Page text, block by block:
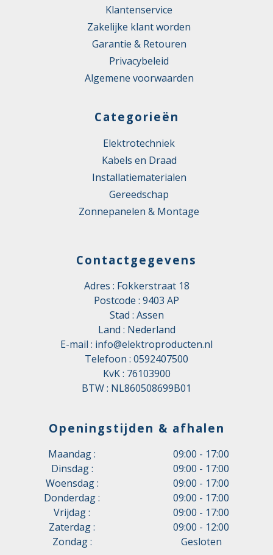
Klantenservice
Zakelijke klant worden
Garantie & Retouren
Privacybeleid
Algemene voorwaarden
Categorieën
Elektrotechniek
Kabels en Draad
Installatiematerialen
Gereedschap
Zonnepanelen & Montage
Contactgegevens
Adres : Fokkerstraat 18
Postcode : 9403 AP
Stad : Assen
Land : Nederland
E-mail : info@elektroproducten.nl
Telefoon : 0592407500
KvK : 76103900
BTW : NL860508699B01
Openingstijden & afhalen
Maandag :
09:00 - 17:00
Dinsdag :
09:00 - 17:00
Woensdag :
09:00 - 17:00
Donderdag :
09:00 - 17:00
Vrijdag :
09:00 - 17:00
Zaterdag :
09:00 - 12:00
Zondag :
Gesloten